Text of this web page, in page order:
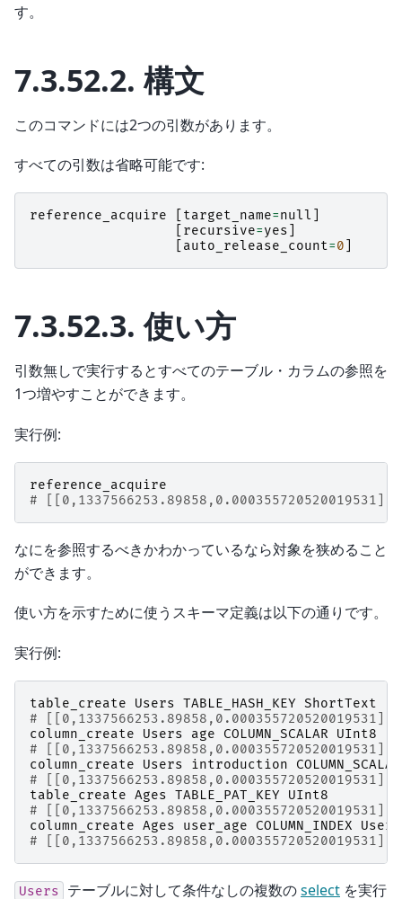
す。
7.3.52.2. 構文
このコマンドには2つの引数があります。
すべての引数は省略可能です:
reference_acquire target_name=null
recursive=yes
auto_release_count=0
7.3.52.3.使い方
引数無しで実行するとすべてのテーブル・カラムの参照を
1つ増やすことができます。
実行例:
reference_acquire
#
なにを参照するべきかわかっているなら対象を狭めること
ができます。
使い方を示すために使うスキーマ定義は以下の通りです。
実行例:
table_create Users TABLE_HASH_KEY ShortText
#
column_create
Users age COLUMN_SCALAR
UInt8
#
column_create
Users introduction
COLUMN_SCALAR
#
table_create Ages TABLE_PAT_KEY
UInt8
#
column_create Ages user_age COLUMN_INDEX
Users
#
Users テーブルに対して条件なしの複数のselect を実行